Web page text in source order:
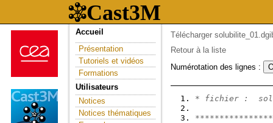
Accueil
Présentation
Tutoriels et vidéos
Formations
Utilisateurs
Notices
Notices thématiques
Télécharger
Retour à la liste
Numérotation des lignes :
* fichier :